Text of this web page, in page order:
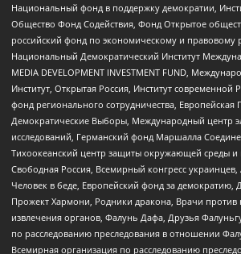
Национальный фонд в поддержку демократии,
Общество Фонд Содействия, Фонд Открытое
российский фонд по экономическому и правовому
Национальный Демократический Институт
MEDIA DEVELOPMENT INVESTMENT FUND,
Институт, Открытая Россия, Институт современной
фонд регионального сотрудничества, Европейская
Демократические Выборы, Международный центр
исследований, Германский фонд Маршалла
Тихоокеанский центр защиты окружающей среды и
Свободная Россия, Всемирный конгресс украинцев,
Человек в беде, Европейский фонд за демократию,
Прожект Хармони, Родники дракона, Врачи против
извлечения органов, Фалунь Дафа, Друзья
по расследованию преследования в отношении
Всемирная организация по расследованию